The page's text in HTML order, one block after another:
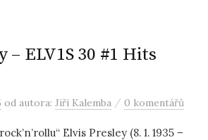
– ELV1S 30 #1 Hits
od autora: Jiří Kalemba / 0 komentářů
Elvis Presley (8. 1. 1935 –